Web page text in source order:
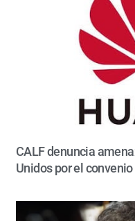
CALF denuncia
Unidos por el